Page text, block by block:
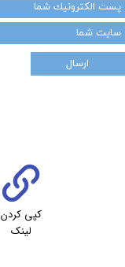
کپی کردن
لینک
ارسال